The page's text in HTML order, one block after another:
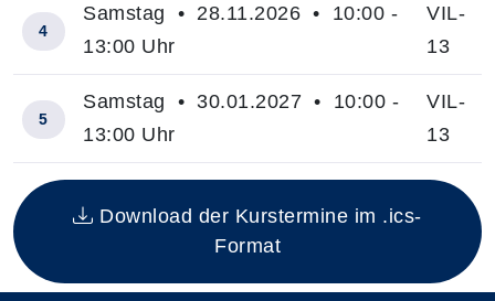
Insgesamt gibt es 5 Termine zum diesen Kurs
4
Samstag • 28.11.2026 • 10:00 -
13:00 Uhr
VIL-
13
5
Samstag • 30.01.2027 • 10:00 -
13:00 Uhr
VIL-
13
Download der Kurstermine im .ics-
Format